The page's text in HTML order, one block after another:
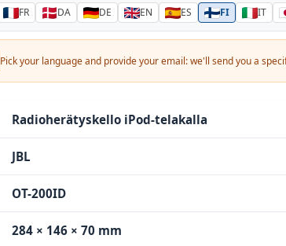
FR DA DE EN ES FI IT
Pick your language and provide your email: we'll send you a
Radioherätyskello iPod-telakalla
JBL
OT-200ID
284 × 146 × 70 mm